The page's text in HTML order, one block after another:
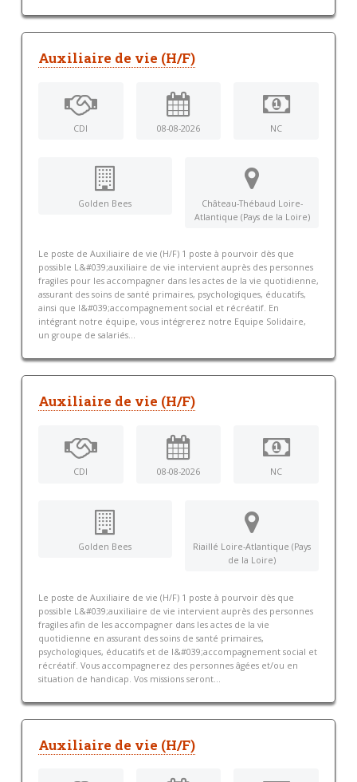
Auxiliaire de vie (H/F)
CDI 08-08-2026 NC
Golden Bees
Château-Thébaud Loire-
Atlantique (Pays de la Loire)
Le poste de Auxiliaire de vie (H/F) 1 poste à pourvoir dès que
possible L&#039;auxiliaire de vie intervient auprès des personnes
fragiles pour les accompagner dans les actes de la vie quotidienne,
assurant des soins de santé primaires, psychologiques, éducatifs,
ainsi que l&#039;accompagnement social et récréatif. En
intégrant notre équipe, vous intégrerez notre Equipe Solidaire,
un groupe de salariés...
Auxiliaire de vie (H/F)
CDI 08-08-2026 NC
Golden Bees
Riaillé Loire-Atlantique (Pays
de la Loire)
Le poste de Auxiliaire de vie (H/F) 1 poste à pourvoir dès que
possible L&#039;auxiliaire de vie intervient auprès des personnes
fragiles afin de les accompagner dans les actes de la vie
quotidienne en assurant des soins de santé primaires,
psychologiques, éducatifs et de l&#039;accompagnement social et
récréatif. Vous accompagnerez des personnes âgées et/ou en
situation de handicap. Vos missions seront...
Auxiliaire de vie (H/F)